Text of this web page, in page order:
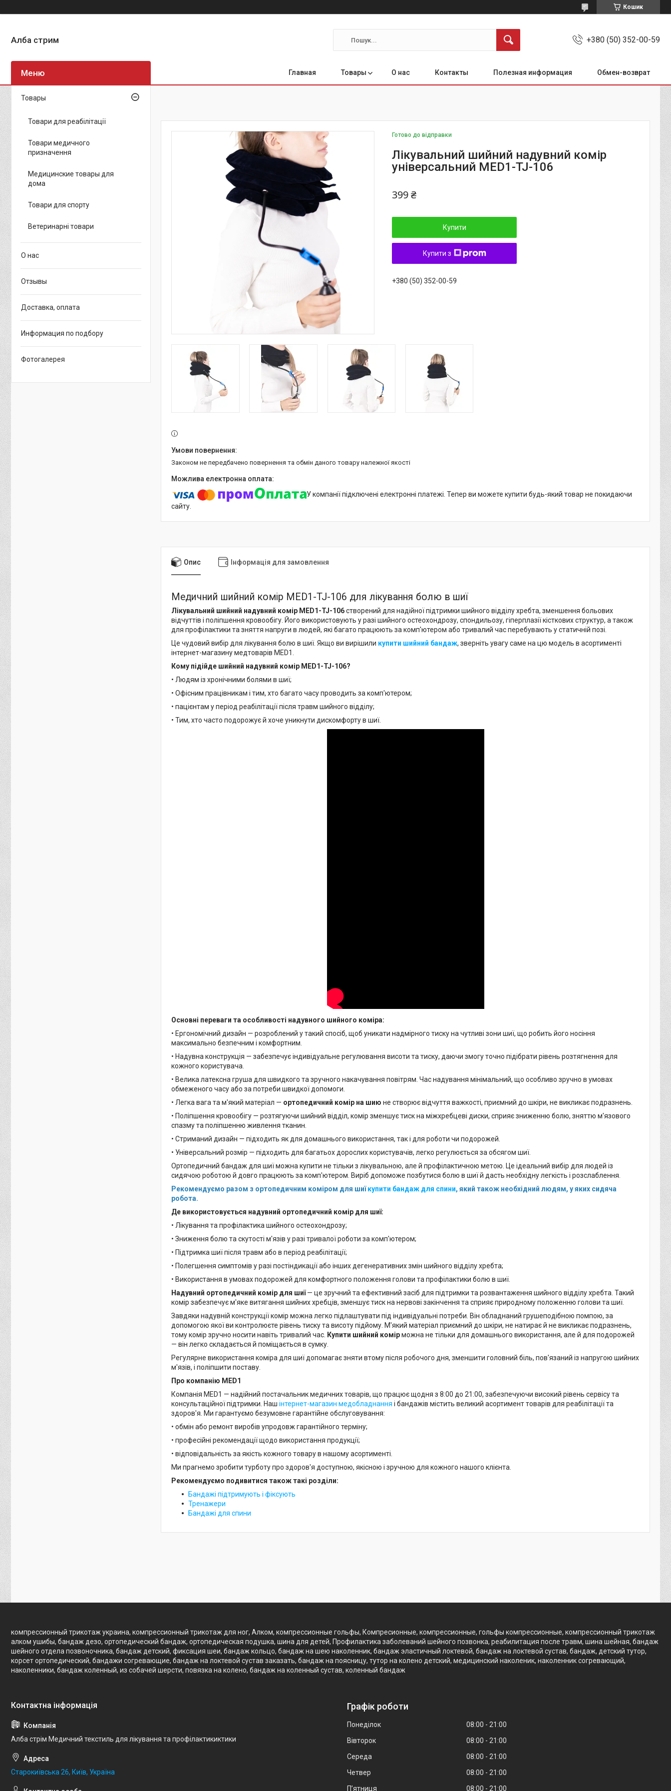
Кошик
Алба стрим +380 (50) 352-00-59
Главная Товары О нас Контакты Полезная информация Обмен-возврат
Готово до відправки
Лікувальний шийний надувний комір
універсальний MED1-TJ-106
399 ₴
Купити
Купити з
+380 (50) 352-00-59
Законом не передбачено повернення та обмін даного товару належної якості
У компанії підключені електронні платежі. Тепер ви можете купити будь-який товар не покидаючи
сайту.
Опис Інформація для замовлення
Медичний шийний комір MED1-TJ-106 для лікування болю в шиї
Лікувальний шийний надувний комір MED1-TJ-106створений для надійної підтримки шийного відділу хребта, зменшення больових
відчуттів і поліпшення кровообігу. Його використовують у разі шийного остеохондрозу, спондильозу, гіперплазії кісткових структур, а також
для профілактики та зняття напруги в людей, які багато працюють за комп'ютером або тривалий час перебувають у статичній позі.
Це чудовий вибір для лікування болю в шиї. Якщо ви вирішили купити шийний бандаж, зверніть увагу саме на цю модель в асортименті
інтернет-магазину медтоварів MED1.
Кому підійде шийний надувний комір MED1-TJ-106?
• Людям із хронічними болями в шиї;
• Офісним працівникам і тим, хто багато часу проводить за комп'ютером;
• пацієнтам у період реабілітації після травм шийного відділу;
• Тим, хто часто подорожує й хоче уникнути дискомфорту в шиї.
Основні переваги та особливості надувного шийного коміра:
• Ергономічний дизайн — розроблений у такий спосіб, щоб уникати надмірного тиску на чутливі зони шиї, що робить його носіння
максимально безпечним і комфортним.
• Надувна конструкція — забезпечує індивідуальне регулювання висоти та тиску, даючи змогу точно підібрати рівень розтягнення для
кожного користувача.
• Велика латексна груша для швидкого та зручного накачування повітрям. Час надування мінімальний, що особливо зручно в умовах
обмеженого часу або за потреби швидкої допомоги.
• Легка вага та м'який матеріал — ортопедичний комір на шию не створює відчуття важкості, приємний до шкіри, не викликає подразнень.
• Поліпшення кровообігу — розтягуючи шийний відділ, комір зменшує тиск на міжхребцеві диски, сприяє зниженню болю, зняттю м'язового
спазму та поліпшенню живлення тканин.
• Стриманий дизайн — підходить як для домашнього використання, так і для роботи чи подорожей.
• Універсальний розмір — підходить для багатьох дорослих користувачів, легко регулюється за обсягом шиї.
Ортопедичний бандаж для шиї можна купити не тільки з лікувальною, але й профілактичною метою. Це ідеальний вибір для людей із
сидячою роботою й довго працюють за комп'ютером. Виріб допоможе позбутися болю в шиї й дасть необхідну легкість і розслаблення.
Рекомендуємо разом з ортопедичним коміром для шиїкупити бандаж для спини, який також необхідний людям, у яких сидяча
робота.
Де використовується надувний ортопедичний комір для шиї:
• Лікування та профілактика шийного остеохондрозу;
• Зниження болю та скутості м'язів у разі тривалої роботи за комп'ютером;
• Підтримка шиї після травм або в період реабілітації;
• Полегшення симптомів у разі постіндикації або інших дегенеративних змін шийного відділу хребта;
• Використання в умовах подорожей для комфортного положення голови та профілактики болю в шиї.
Надувний ортопедичний комір для шиї— це зручний та ефективний засіб для підтримки та розвантаження шийного відділу хребта. Такий
комір забезпечує м'яке витягання шийних хребців, зменшує тиск на нервові закінчення та сприяє природному положенню голови та шиї.
Завдяки надувній конструкції комір можна легко підлаштувати під індивідуальні потреби. Він обладнаний грушеподібною помпою, за
допомогою якої ви контролюєте рівень тиску та висоту підйому. М'який матеріал приємний до шкіри, не натирає й не викликає подразнень,
тому комір зручно носити навіть тривалий час. Купити шийний комірможна не тільки для домашнього використання, але й для подорожей
— він легко складається й поміщається в сумку.
Регулярне використання коміра для шиї допомагає зняти втому після робочого дня, зменшити головний біль, пов'язаний із напругою шийних
м'язів, і поліпшити поставу.
Про компанію MED1
Компанія MED1 — надійний постачальник медичних товарів, що працює щодня з 8:00 до 21:00, забезпечуючи високий рівень сервісу та
консультаційної підтримки. Наш інтернет-магазин медобладнання і бандажів містить великий асортимент товарів для реабілітації та
здоров'я. Ми гарантуємо безумовне гарантійне обслуговування:
• обмін або ремонт виробів упродовж гарантійного терміну;
• професійні рекомендації щодо використання продукції;
• відповідальність за якість кожного товару в нашому асортименті.
Ми прагнемо зробити турботу про здоров'я доступною, якісною і зручною для кожного нашого клієнта.
Рекомендуємо подивитися також такі розділи:
Бандажі підтримують і фіксують
Тренажери
Бандажі для спини
Товары
Товари для реабілітації
Товари медичного
призначення
Медицинские товары для
дома
Товари для спорту
Ветеринарні товари
О нас
Отзывы
Доставка, оплата
Информация по подбору
Фотогалерея
компрессионный трикотаж украина, компрессионный трикотаж для ног, Алком, компрессионные гольфы, Компресионные, компрессионные, гольфы компрессионные, компрессионный трикотаж
алком ушибы, бандаж дезо, ортопедический бандаж, ортопедическая подушка, шина для детей, Профилактика заболеваний шейного позвонка, реабилитация после травм, шина шейная, бандаж
шейного отдела позвоночника, бандаж детский, фиксация шеи, бандаж кольцо, бандаж на шею наколенник, бандаж эластичный локтевой, бандаж на локтевой сустав, бандаж, детский тутор,
корсет ортопедический, бандажи согревающие, бандаж на локтевой сустав заказать, бандаж на поясницу, тутор на колено детский, медицинский наколеник, наколенник согревающий,
наколенники, бандаж коленный, из собачей шерсти, повязка на колено, бандаж на коленный сустав, коленный бандаж
Алба стрім Медичний текстиль для лікування та профілактикиктики
Старокиївська 26, Київ, Україна
Графік роботи
Понеділок 08:00
21:00
Вівторок
08:00
21:00
Середа
08:00
21:00
Четвер
08:00
21:00
Пʼятниця
08:00 21:00